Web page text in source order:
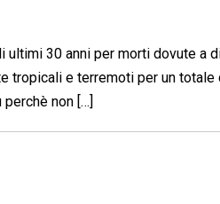
ultimi 30 anni per morti dovute a
tropicali e terremoti per un totale
non […]